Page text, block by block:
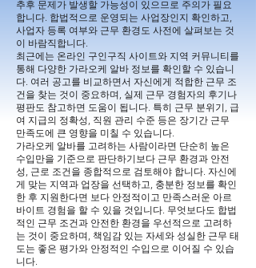
추후 문제가 발생할 가능성이 있으므로 주의가 필요
합니다. 합법적으로 운영되는 사업장인지 확인하고,
사업자 등록 여부와 근무 환경도 사전에 살펴보는 것
이 바람직합니다.
최근에는 온라인 구인구직 사이트와 지역 커뮤니티를
통해 다양한 가라오케 알바 정보를 확인할 수 있습니
다. 여러 공고를 비교하면서 자신에게 적합한 근무 조
건을 찾는 것이 중요하며, 실제 근무 경험자의 후기나
평판도 참고하면 도움이 됩니다. 특히 근무 분위기, 급
여 지급의 정확성, 직원 관리 수준 등은 장기간 근무
만족도에 큰 영향을 미칠 수 있습니다.
가라오케 알바를 고려하는 사람이라면 단순히 높은
수입만을 기준으로 판단하기보다 근무 환경과 안전
성, 근로 조건을 종합적으로 검토해야 합니다. 자신에
게 맞는 지역과 업장을 선택하고, 충분한 정보를 확인
한 후 지원한다면 보다 안정적이고 만족스러운 아르
바이트 경험을 할 수 있을 것입니다. 무엇보다도 합법
적인 근무 조건과 안전한 환경을 우선적으로 고려하
는 것이 중요하며, 책임감 있는 자세와 성실한 근무 태
도는 좋은 평가와 안정적인 수입으로 이어질 수 있습
니다.